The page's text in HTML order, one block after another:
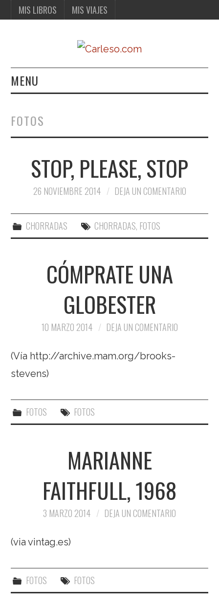
MIS LIBROS MIS VIAJES
MENU
MIS VIAJES
FOTOS
STOP, PLEASE, STOP
26 NOVIEMBRE 2014 DEJA UN COMENTARIO
CHORRADAS CHORRADAS, FOTOS
CÓMPRATE UNA
GLOBESTER
10 MARZO 2014 DEJA UN COMENTARIO
(Vía http://archive.mam.org/brooks-
stevens)
FOTOS FOTOS
MARIANNE
FAITHFULL, 1968
3 MARZO 2014 DEJA UN COMENTARIO
(via vintag.es)
FOTOS FOTOS